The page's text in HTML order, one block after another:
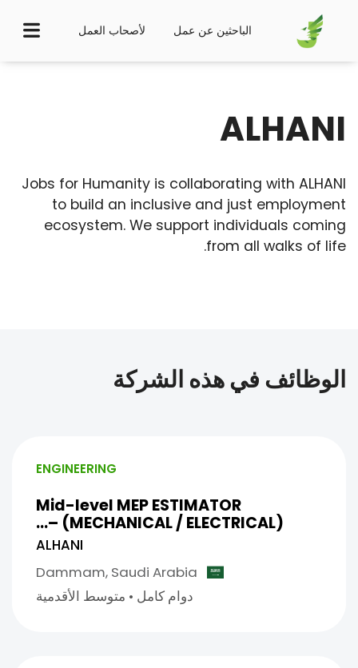
الباحثين عن عمل لأصحاب العمل
ALHANI
Jobs for Humanity is collaborating with ALHANI
to build an inclusive and just employment
ecosystem. We support individuals coming
from all walks of life.
الوظائف في هذه الشركة
ENGINEERING
Mid-level MEP ESTIMATOR
(MECHANICAL / ELECTRICAL) –...
ALHANI
Dammam, Saudi Arabia
دوام كامل • متوسط الأقدمية